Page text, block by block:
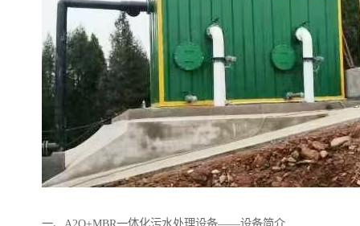
污水提升泵站 口腔科污水处理设备
A2O污水处理设备 乡村污水处理一体化设备
风景区生活污水处理一体
化设备
一体化污水处理设备
无动力一体化污水处理设 服务区一体化污水处理设
备
成套生活污水处理设备 小型污水处理设备